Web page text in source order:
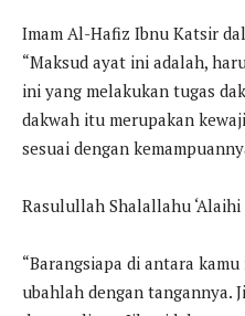
Imam Al-Hafiz Ibnu Katsir
“Maksud ayat ini adalah,
ini yang melakukan tugas
dakwah itu merupakan
sesuai dengan
Rasulullah Shalallahu ‘Alaihi
“Barangsiapa di antara
ubahlah dengan tangannya.